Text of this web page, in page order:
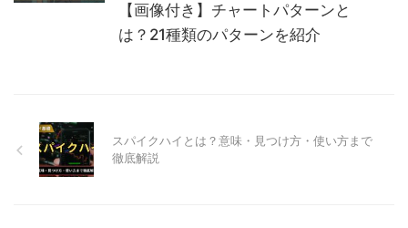
【画像付き】チャートパターンと
は？21種類のパターンを紹介
スパイクハイとは？意味・見つけ方・使い方まで
徹底解説